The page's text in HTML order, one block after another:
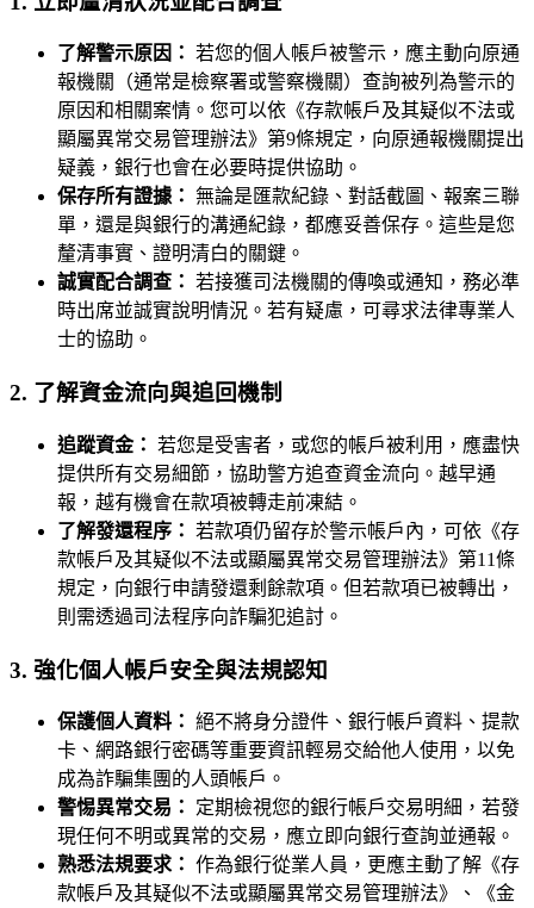
了解警示原因： 若您的個人帳戶被警示，應主動向原通
報機關（通常是檢察署或警察機關）查詢被列為警示的
原因和相關案情。您可以依《存款帳戶及其疑似不法或
顯屬異常交易管理辦法》第9條規定，向原通報機關提出
疑義，銀行也會在必要時提供協助。
保存所有證據： 無論是匯款紀錄、對話截圖、報案三聯
單，還是與銀行的溝通紀錄，都應妥善保存。這些是您
釐清事實、證明清白的關鍵。
誠實配合調查： 若接獲司法機關的傳喚或通知，務必準
時出席並誠實說明情況。若有疑慮，可尋求法律專業人
士的協助。
2. 了解資金流向與追回機制
追蹤資金： 若您是受害者，或您的帳戶被利用，應盡快
提供所有交易細節，協助警方追查資金流向。越早通
報，越有機會在款項被轉走前凍結。
了解發還程序： 若款項仍留存於警示帳戶內，可依《存
款帳戶及其疑似不法或顯屬異常交易管理辦法》第11條
規定，向銀行申請發還剩餘款項。但若款項已被轉出，
則需透過司法程序向詐騙犯追討。
3. 強化個人帳戶安全與法規認知
保護個人資料： 絕不將身分證件、銀行帳戶資料、提款
卡、網路銀行密碼等重要資訊輕易交給他人使用，以免
成為詐騙集團的人頭帳戶。
警惕異常交易：
定期檢視您的銀行帳戶交易明細，若發
現任何不明或異常的交易，應立即向銀行查詢並通報。
熟悉法規要求： 作為銀行從業人員，更應主動了解《存
款帳戶及其疑似不法或顯屬異常交易管理辦法》、《金